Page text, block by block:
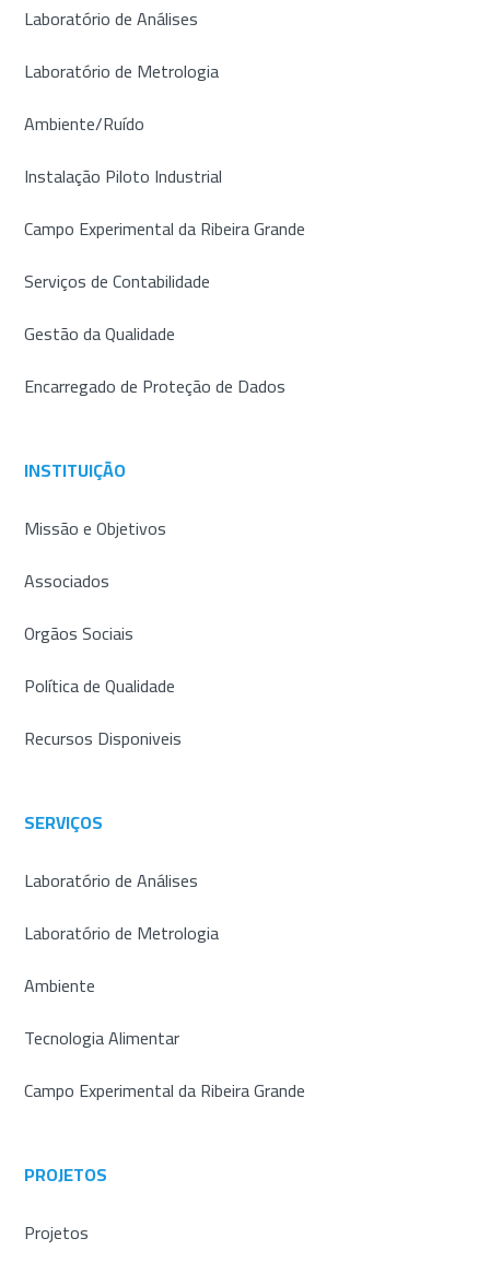
Laboratório de Análises
Laboratório de Metrologia
Ambiente/Ruído
Instalação Piloto Industrial
Campo Experimental da Ribeira Grande
Serviços de Contabilidade
Gestão da Qualidade
Encarregado de Proteção de Dados
INSTITUIÇÃO
Missão e Objetivos
Associados
Orgãos Sociais
Política de Qualidade
Recursos Disponiveis
SERVIÇOS
Laboratório de Análises
Laboratório de Metrologia
Ambiente
Tecnologia Alimentar
Campo Experimental da Ribeira Grande
PROJETOS
Projetos